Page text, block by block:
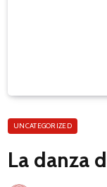
UNCATEGORIZED
La danza